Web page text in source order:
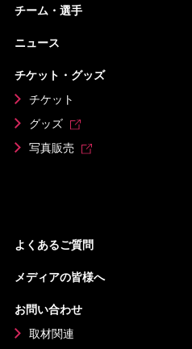
チーム・選手
ニュース
チケット・グッズ
チケット
グッズ
写真販売
よくあるご質問
メディアの皆様へ
お問い合わせ
取材関連